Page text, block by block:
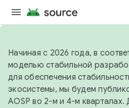
Начиная с 2026 года, в
моделью стабильной
для обеспечения
экосистемы, мы будем
AOSP во 2-м и 4-м кварталах.